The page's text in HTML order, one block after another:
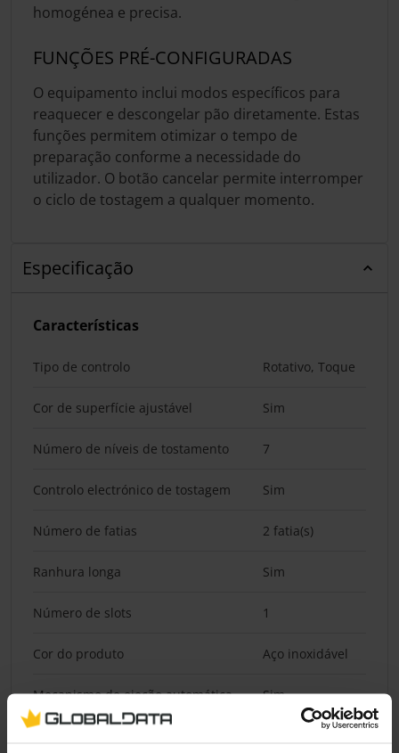
homogénea e precisa.
FUNÇÕES PRÉ-CONFIGURADAS
O equipamento inclui modos específicos para
reaquecer e descongelar pão diretamente. Estas
funções permitem otimizar o tempo de
preparação conforme a necessidade do
utilizador. O botão cancelar permite interromper
o ciclo de tostagem a qualquer momento.
Especificação
Características
Tipo de controlo Rotativo, Toque
Cor de superfície ajustável Sim
Número de níveis de tostamento 7
Controlo electrónico de tostagem Sim
Número de fatias 2 fatia(s)
Ranhura longa Sim
Número de slots 1
Cor do produto Aço inoxidável
Mecanismo de ejeção automática Sim